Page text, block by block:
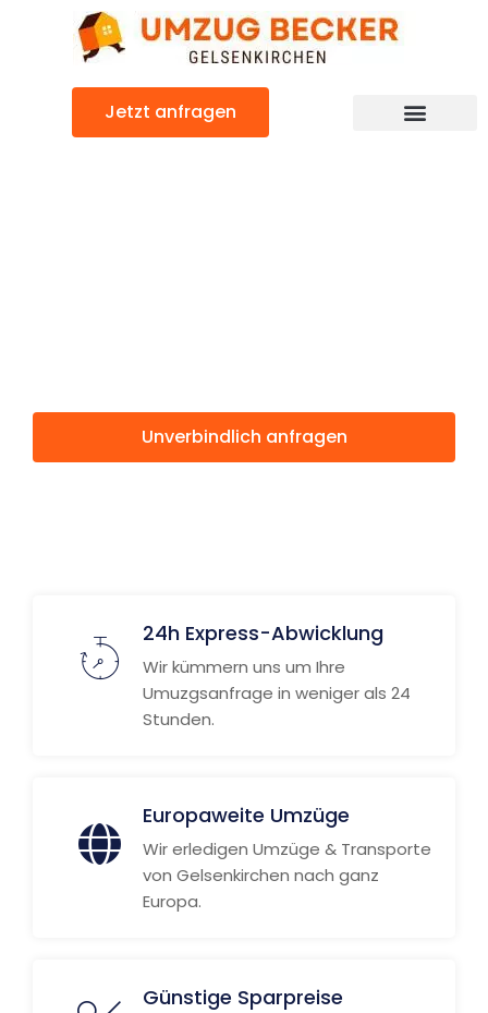
Jetzt anfragen
Unverbindlich anfragen
24h Express-Abwicklung
Wir kümmern uns um Ihre
Umuzgsanfrage in weniger als 24
Stunden.
Europaweite Umzüge
Wir erledigen Umzüge & Transporte
von Gelsenkirchen nach ganz
Europa.
Günstige Sparpreise